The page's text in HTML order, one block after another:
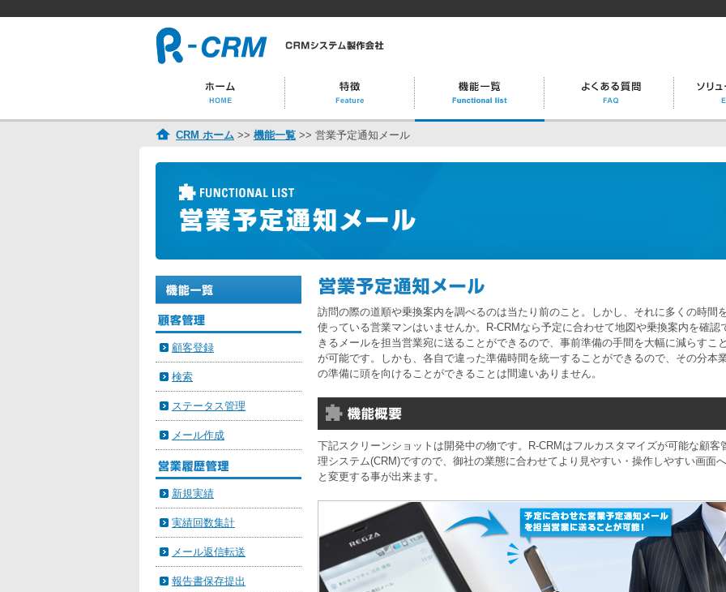
CRM ホーム >> 機能一覧 >> 営業予定通知メール
訪問の際の道順や乗換案内を調べるのは当たり前のこと。しかし、それに多くの時間
使っている営業マンはいませんか。R-CRMなら予定に合わせて地図や乗換案内を確認
きるメールを担当営業宛に送ることができるので、事前準備の手間を大幅に減らすこ
が可能です。しかも、各自で違った準備時間を統一することができるので、その分本
の準備に頭を向けることができることは間違いありません。
下記スクリーンショットは開発中の物です。R-CRMはフルカスタマイズが可能な顧客
理システム(CRM)ですので、御社の業態に合わせてより見やすい・操作しやすい画面へ
と変更する事が出来ます。
顧客登録
検索
ステータス管理
メール作成
新規実績
実績回数集計
メール返信転送
報告書保存提出